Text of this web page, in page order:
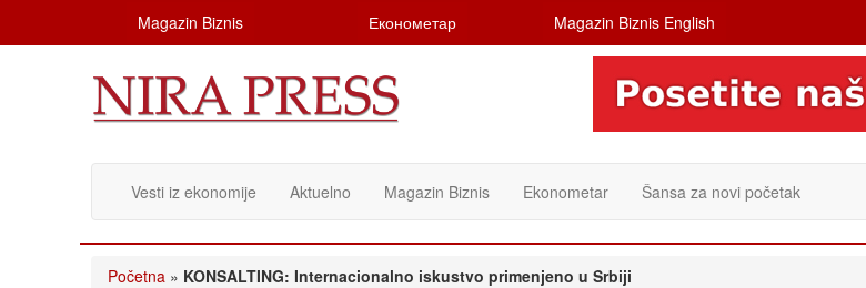
Magazin Biznis Економетар Magazin Biznis English
Vesti iz ekonomije Aktuelno Magazin Biznis Ekonometar Šansa za novi početak
Početna » KONSALTING: Internacionalno iskustvo primenjeno u Srbiji